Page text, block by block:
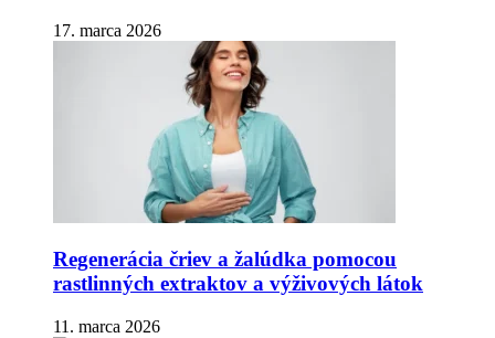
17. marca 2026
Regenerácia čriev a žalúdka pomocou
rastlinných extraktov a výživových látok
11. marca 2026